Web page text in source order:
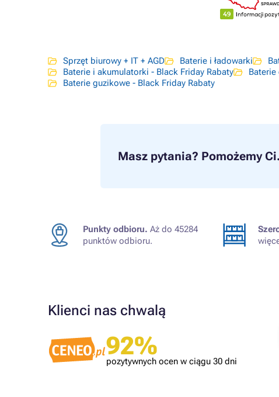
Sprzęt biurowy + IT + AGD Baterie i ładowarki
Baterie i akumulatorki - Black Friday Rabaty
Baterie guzikowe - Black Friday Rabaty
Masz pytania? Pomożemy Ci.
Punkty odbioru. Aż do 45284
punktów odbioru.
Klienci nas chwalą
92%
pozytywnych ocen w ciągu 30 dni
Polecam. Szybka wysyłka. Tusze dobrze
spakowane